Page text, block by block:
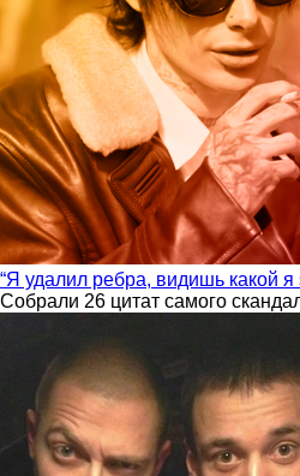
“Я удалил ребра, видишь какой я
Собрали 26 цитат самого